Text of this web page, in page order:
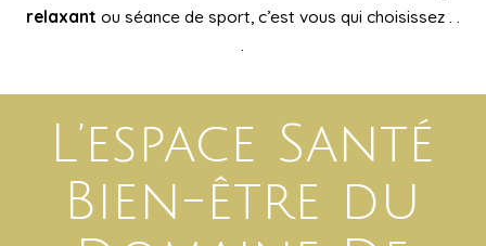
relaxant ou séance de sport, c’est vous qui choisissez . .
L’espace Santé
Bien-être du